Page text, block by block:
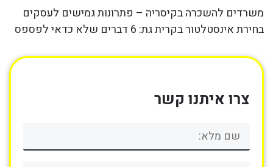
משרדים להשכרה בקיסריה – פתרונות גמישים לעסקים
בחירת אינסטלטור בקרית גת: 6 דברים שלא כדאי לפספס
צרו איתנו קשר